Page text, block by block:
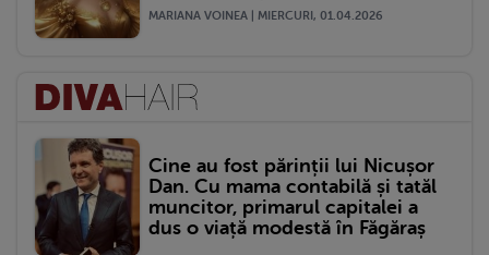
MARIANA VOINEA | MIERCURI, 01.04.2026
Cine au fost părinții lui Nicușor
Dan. Cu mama contabilă și tatăl
muncitor, primarul capitalei a
dus o viață modestă în Făgăraș